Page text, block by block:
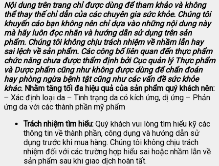
Nội dung trên trang chỉ được dùng để tham khảo và không
thể thay thế chỉ dẫn của các chuyên gia sức khỏe. Chúng tôi
khuyến cáo bạn không nên chỉ dựa vào những nội dung này
mà hãy luôn đọc nhãn và hướng dẫn sử dụng trên sản
phẩm. Chúng tôi không chịu trách nhiệm về nhầm lẫn hay
sai lệch về sản phẩm. Các công bố liên quan đến thực phẩm
chức năng chưa được thẩm định bởi Cục quản lý Thực phẩm
và Dược phẩm cũng như không được dùng để chẩn đoán
hay phòng ngừa bệnh tật cũng như các vấn đề sức khỏe
khác. Nhằm tăng tối đa hiệu quả của sản phẩm quý khách nên:
– Xác định loại da – Tình trạng da có kích ứng, dị ứng – Phản
ứng da với các thành phần mỹ phẩm
Trách nhiệm tìm hiểu: Quý khách vui lòng tìm hiểu kỹ các
thông tin về thành phần, công dụng và hướng dẫn sử
dụng trước khi mua hàng. Chúng tôi không chịu trách
nhiệm đối với các trường hợp hiểu sai hoặc nhầm lẫn về
sản phẩm sau khi giao dịch hoàn tất.